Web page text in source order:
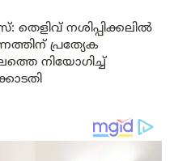
നശിപ്പിക്കലിൽ
പ്രത്യേക
നിയോഗിച്ച്